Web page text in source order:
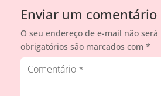
Enviar um comentário
O seu endereço de e-mail não
obrigatórios são marcados com *